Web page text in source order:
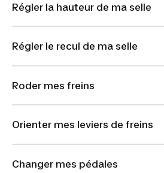
Régler la hauteur de ma selle
Régler le recul de ma selle
Roder mes freins
Orienter mes leviers de freins
Changer mes pédales